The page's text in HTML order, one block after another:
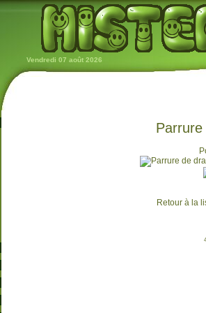
Vendredi 07 août 2026
Retour à la